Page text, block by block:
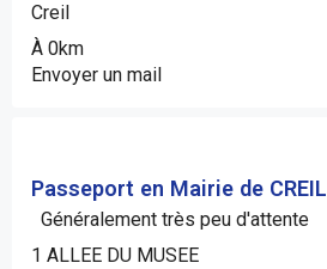
Creil
À 0km
Envoyer un mail
Passeport en Mairie de CREIL
Généralement très peu d'attente
1 ALLEE DU MUSEE